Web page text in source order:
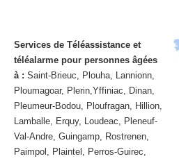
Services de Téléassistance et
téléalarme pour personnes âgées
à : Saint-Brieuc, Plouha, Lannionn,
Ploumagoar, Plerin,Yffiniac, Dinan,
Pleumeur-Bodou, Ploufragan, Hillion,
Lamballe, Erquy, Loudeac, Pleneuf-
Val-Andre, Guingamp, Rostrenen,
Paimpol, Plaintel, Perros-Guirec,